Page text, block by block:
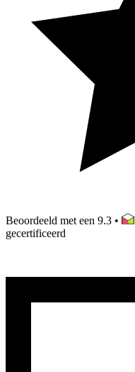
Beoordeeld met een 9.3 •
gecertificeerd